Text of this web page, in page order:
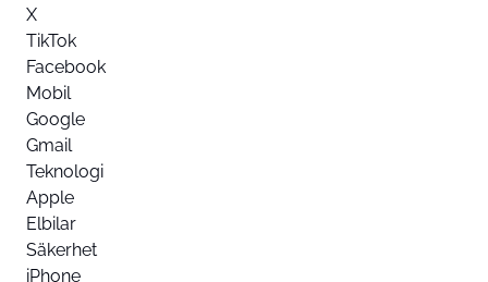
X
TikTok
Facebook
Mobil
Google
Gmail
Teknologi
Apple
Elbilar
Säkerhet
iPhone